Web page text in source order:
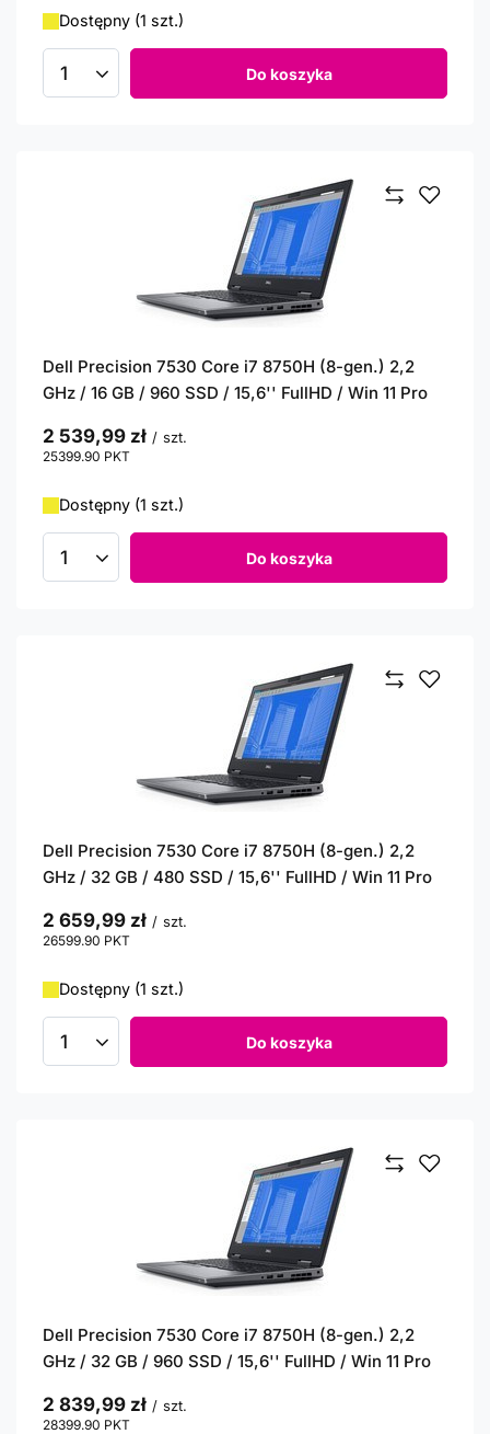
Dostępny (1 szt.)
Ilość produktów Do koszyka
Dell Precision 7530 Core i7 8750H (8-gen.) 2,2
GHz / 16 GB / 960 SSD / 15,6'' FullHD / Win 11 Pro
2 539,99 zł / szt.
25399.90 PKT
Dostępny (1 szt.)
Ilość produktów Do koszyka
Dell Precision 7530 Core i7 8750H (8-gen.) 2,2
GHz / 32 GB / 480 SSD / 15,6'' FullHD / Win 11 Pro
2 659,99 zł / szt.
26599.90 PKT
Dostępny (1 szt.)
Ilość produktów Do koszyka
Dell Precision 7530 Core i7 8750H (8-gen.) 2,2
GHz / 32 GB / 960 SSD / 15,6'' FullHD / Win 11 Pro
2 839,99 zł / szt.
28399.90 PKT